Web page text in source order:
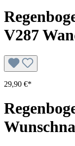
V287
29,90 €*